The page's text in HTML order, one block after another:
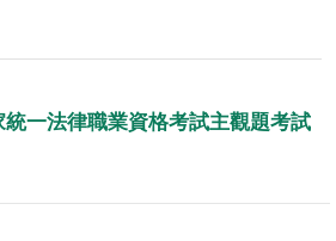
一法律職業資格考試主觀題考試